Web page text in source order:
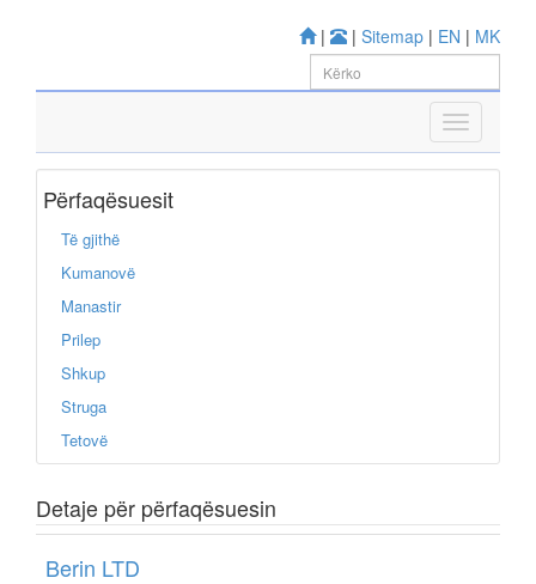
| | Sitemap | EN | MK
Përfaqësuesit
Të gjithë
Kumanovë
Manastir
Prilep
Shkup
Struga
Tetovë
Detaje për përfaqësuesin
Berin LTD